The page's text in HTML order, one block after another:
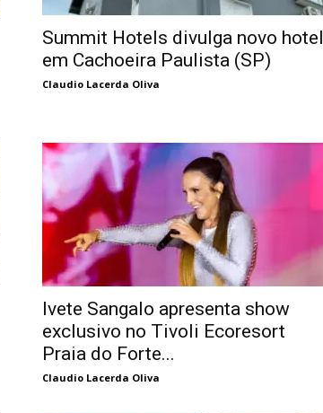
Summit Hotels divulga novo hotel
em Cachoeira Paulista (SP)
Claudio Lacerda Oliva
Ivete Sangalo apresenta show
exclusivo no Tivoli Ecoresort
Praia do Forte...
Claudio Lacerda Oliva